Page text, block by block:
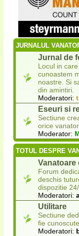
JURNALUL
Jurnal de
Locul in
cunoastem
noastre. Si
din amintiri.
Moderatori:
Eseuri si
Sectiune
orice vanator
Moderator:
TOTUL DESPRE
Vanatoare
Forum
deschis
dispozitie
Moderatori:
Utilitare
Sectiune
fie
Moderatori: